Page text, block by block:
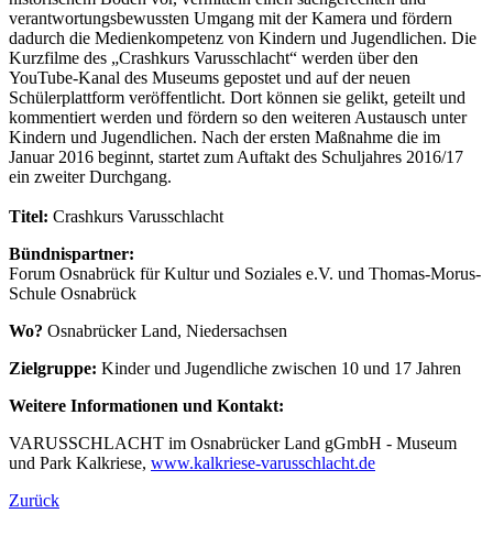
verantwortungsbewussten Umgang mit der Kamera und fördern
dadurch die Medienkompetenz von Kindern und Jugendlichen. Die
Kurzfilme des „Crashkurs Varusschlacht“ werden über den
YouTube-Kanal des Museums gepostet und auf der neuen
Schülerplattform veröffentlicht. Dort können sie gelikt, geteilt und
kommentiert werden und fördern so den weiteren Austausch unter
Kindern und Jugendlichen. Nach der ersten Maßnahme die im
Januar 2016 beginnt, startet zum Auftakt des Schuljahres 2016/17
ein zweiter Durchgang.
Titel: Crashkurs Varusschlacht
Bündnispartner:
Forum Osnabrück für Kultur und Soziales e.V. und Thomas-Morus-
Schule Osnabrück
Wo? Osnabrücker Land, Niedersachsen
Zielgruppe: Kinder und Jugendliche zwischen 10 und 17 Jahren
Weitere Informationen und Kontakt:
VARUSSCHLACHT im Osnabrücker Land gGmbH - Museum
und Park Kalkriese, www.kalkriese-varusschlacht.de
Zurück